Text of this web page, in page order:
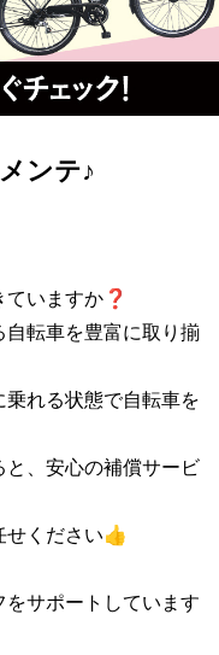
ンテ♪
いますか❓️
転車を豊富に取り揃
れる状態で自転車を
、安心の補償サービ
せください👍️
サポートしています